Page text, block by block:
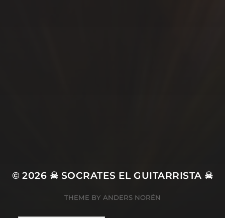
© 2026 ☠ SOCRATES EL GUITARRISTA ☠
THEME BY ANDERS NORÉN